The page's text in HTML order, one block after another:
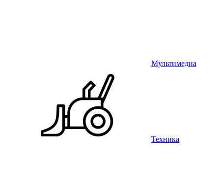
Мультимедиа
Техника